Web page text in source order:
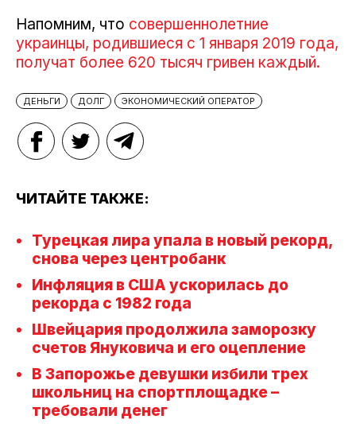
Напомним, что совершеннолетние
украинцы, родившиеся с 1 января 2019 года,
получат более 620 тысяч гривен каждый.
ДЕНЬГИ ДОЛГ ЭКОНОМИЧЕСКИЙ ОПЕРАТОР
ЧИТАЙТЕ ТАКЖЕ:
Турецкая лира упала в новый рекорд,
снова через центробанк
Инфляция в США ускорилась до
рекорда с 1982 года
Швейцария продолжила заморозку
счетов Януковича и его оцепление
В Запорожье девушки избили трех
школьниц на спортплощадке –
требовали денег